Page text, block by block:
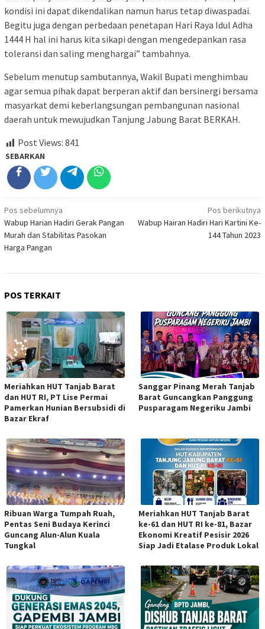
kondisi ini dapat dikendalikan namun harus tetap diwaspadai.
Begitu juga dengan perbedaan penetapan Hari Raya Idul Adha
1444 H hal ini harus kita sikapi dengan mengedepankan rasa
toleransi dan saling menghargai” tambahnya.
Sebelum menutup sambutannya, Wakil Bupati menghimbau
agar semua pihak dapat berperan aktif dan bersinergi bersama
masyarkat demi keberlangsungan pembangunan nasional
daerah untuk mewujudkan Tanjung Jabung Barat BERKAH.
Post Views: 841
SEBARKAN
Navigasi
pos
Pos sebelumnya
Wabup Harian Hadiri Gerak Pangan
Murah dan Stabilitas Pasokan
Harga Pangan
Pos berikutnya
Wabup Hairan Hadiri Hari Kartini Ke-
144 Tahun 2023
POS TERKAIT
Meriahkan HUT Tanjab Barat
dan HUT RI, PT Lise Permai
Pamerkan Hunian Bersubsidi di
Bazar Ekraf
Sanggar Pinang Merah Tanjab
Barat Guncangkan Panggung
Pusparagam Negeriku Jambi
Ribuan Warga Tumpah Ruah,
Pentas Seni Budaya Kerinci
Guncang Alun-Alun Kuala
Tungkal
Meriahkan HUT Tanjab Barat
ke-61 dan HUT RI ke-81, Bazar
Ekonomi Kreatif Pesisir 2026
Siap Jadi Etalase Produk Lokal